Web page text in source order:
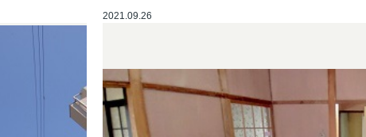
2021.09.26